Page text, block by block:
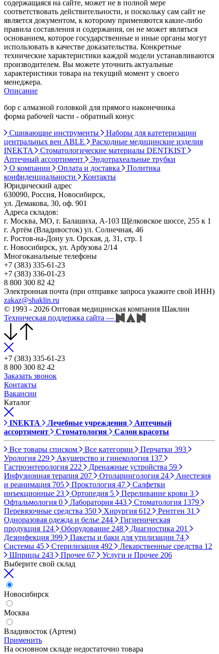
содержащаяся на сайте, может не в полной мере
соответствовать действительности, и поскольку сам сайт не
является документом, к которому применяются какие-либо
правила составления и содержания, он не может являться
основанием, которое государственные и иные органы могут
использовать в качестве доказательства. Конкретные
технические характеристики каждой модели устанавливаются
производителем. Вы можете уточнить актуальные
характеристики товара на текущий момент у своего
менеджера.
Описание
бор с алмазной головкой для прямого наконечника
форма рабочей части - обратный конус
Сшивающие инструменты
Наборы для катетеризации
центральных вен ABLE
Расходные медицинские изделия
INEKTA
Стоматологические материалы DENTKIST
Аптечный ассортимент
Эндотрахеальные трубки
О компании
Оплата и доставка
Политика
конфиденциальности
Контакты
Юридический адрес
630090, Россия, Новосибирск,
ул. Демакова, 30, оф. 901
Адреса складов:
г. Москва, МО, г. Балашиха, А-103 Щёлковское шоссе, 255 к 1
г. Артём (Владивосток) ул. Солнечная, 46
г. Ростов-на-Дону ул. Орская, д. 31, стр. 1
г. Новосибирск, ул. Арбузова 2/14
Многоканальные телефоны
+7 (383) 335-61-23
+7 (383) 336-01-23
8 800 300 82 42
Электронная почта (при отправке запроса укажите свой ИНН)
zakaz@shaklin.ru
© 1993 - 2026 Оптовая медицинская компания Шаклин
Техническая поддержка сайта —
+7 (383) 335-61-23
8 800 300 82 42
Заказать звонок
Контакты
Вакансии
Каталог
INEKTA Лечебные учреждения
Аптечный
ассортимент
Стоматология Салон красоты
Все товары списком Все категории Перчатки 393
Урология 229 Акушерство и гинекология 137
Гастроэнтерология 222 Дренажные устройства 59
Инфузионная терапия 207 Отоларингология 24
Анестезия
и реанимация 705 Проктология 47
Салфетки
инъекционные 23 Ортопедия 5 Переливание крови 3
Офтальмология 0 Лаборатория 443 Стоматология 1379
Перевязочные средства 350 Хирургия 612 Рентген 31
Одноразовая одежда и белье 244
Гигиеническая
продукция 124 Оборудование 248 Диагностика 201
Дезинфекция 399 Пакеты и баки для утилизации 74
Системы 45 Стерилизация 492 Лекарственные средства 12
Шприцы 243 Прочее 67 Услуги и Прочее 206
Выберите свой склад
Новосибирск
Москва
Владивосток (Артем)
Применить
На основном складе недостаточно товара